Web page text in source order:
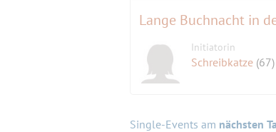
Lange Buchnacht in
Initiatorin
Schreibkatze (67)
Single-Events am nächsten